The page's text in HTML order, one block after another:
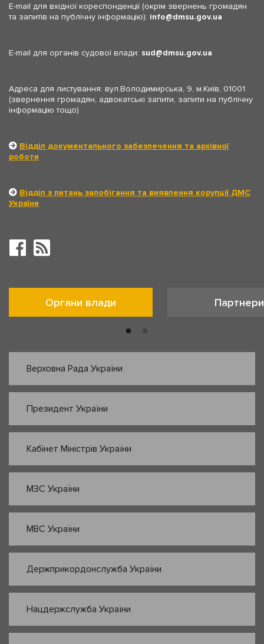
E-mail для вхідної кореспонденції (окрім звернень громадян
та запитів на публічну інформацію): info dmsu.gov.ua
E-mail для органів судової влади: sud dmsu.gov.ua
Адреса для листування: вул.Володимирська, 9, м.Київ, 01001
(звернення громадян, адвокатські запити, запити на публічну
інформацію тощо)
Відділ документального забезпечення та архівної
роботи
Відділ з питань запобігання та виявлення корупції ДМС
України
Органи влади Партнери
Верховна Рада України
Президент України
Кабінет Міністрів України
МЗС України
МВС України
Держприкордонслужба України
Нацдержслужба України